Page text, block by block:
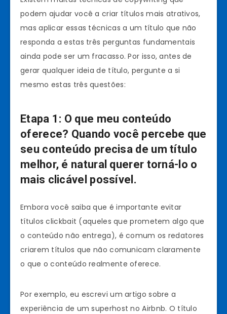
podem ajudar você a criar títulos mais atrativos,
mas aplicar essas técnicas a um título que não
responda a estas três perguntas fundamentais
ainda pode ser um fracasso. Por isso, antes de
gerar qualquer ideia de título, pergunte a si
mesmo estas três questões:
Etapa 1: O que meu conteúdo
oferece? Quando você percebe que
seu conteúdo precisa de um título
melhor, é natural querer torná-lo o
mais clicável possível.
Embora você saiba que é importante evitar
títulos clickbait (aqueles que prometem algo que
o conteúdo não entrega), é comum os redatores
criarem títulos que não comunicam claramente
o que o conteúdo realmente oferece.
Por exemplo, eu escrevi um artigo sobre a
experiência de um superhost no Airbnb. O título